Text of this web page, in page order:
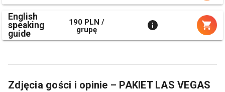
English
speaking
guide
190 PLN /
grupę
Zdjęcia gości i opinie – PAKIET LAS VEGAS